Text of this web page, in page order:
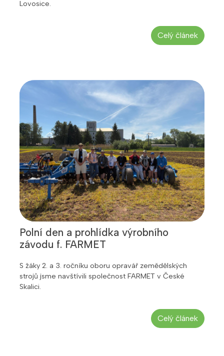
Lovosice.
Celý článek
Polní den a prohlídka výrobního
závodu f. FARMET
S žáky 2. a 3. ročníku oboru opravář zemědělských
strojů jsme navštívili společnost FARMET v České
Skalici.
Celý článek